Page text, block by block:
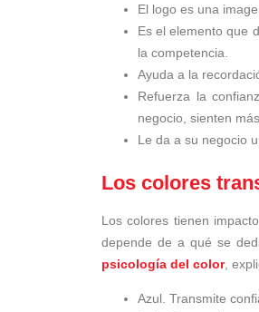
El logo es una
Es el elemento que
la competencia.
Ayuda a la
Refuerza la
negocio, sienten
Le da a su negocio
Los colores
Los colores tienen
depende de a qué se
psicología del color,
Azul. Transmite